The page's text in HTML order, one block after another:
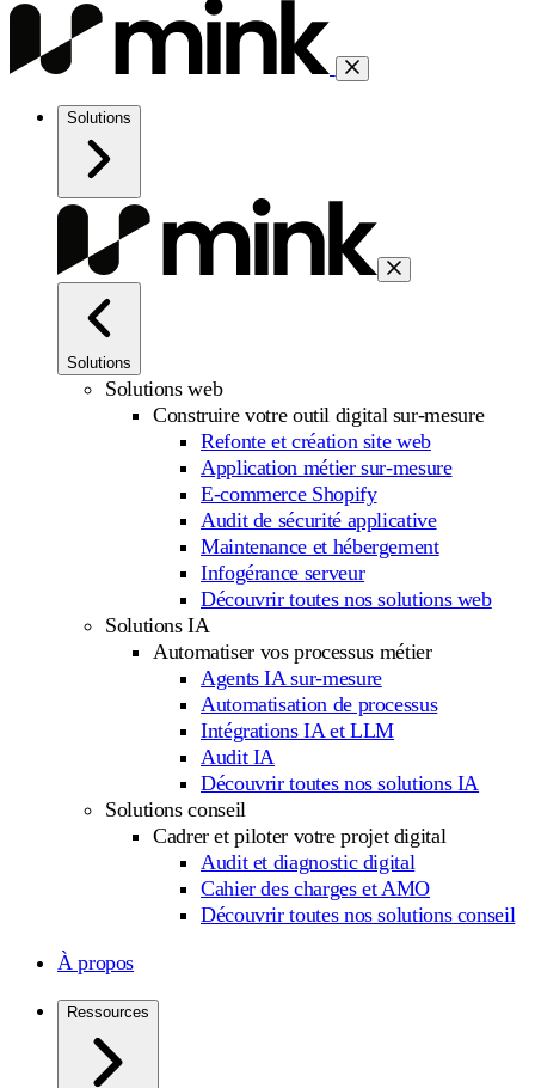
Solutions
Solutions
Solutions web
Construire votre outil digital sur-mesure
Refonte et création site web
Application métier sur-mesure
E-commerce Shopify
Audit de sécurité applicative
Maintenance et hébergement
Infogérance serveur
Découvrir toutes nos solutions web
Solutions IA
Automatiser vos processus métier
Agents IA sur-mesure
Automatisation de processus
Intégrations IA et LLM
Audit IA
Découvrir toutes nos solutions IA
Solutions conseil
Cadrer et piloter votre projet digital
Audit et diagnostic digital
Cahier des charges et AMO
Découvrir toutes nos solutions conseil
À propos
Ressources